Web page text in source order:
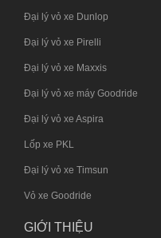
Đại lý vỏ xe Dunlop
Đại lý vỏ xe Pirelli
Đại lý vỏ xe Maxxis
Đại lý vỏ xe máy Goodride
Đại lý vỏ xe Aspira
Lốp xe PKL
Đại lý vỏ xe Timsun
Vỏ xe Goodride
GIỚI THIỆU